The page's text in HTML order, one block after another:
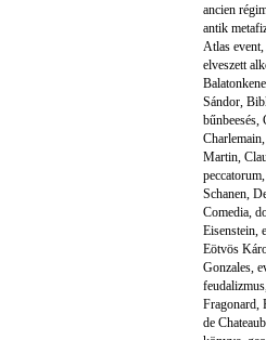
ancien
antik
Atlas event,
elveszett
Sándor,
bűnbeesés,
Charlemain,
Martin,
peccatorum,
Schanen,
Comedia,
Eisenstein,
Eötvös
Gonzales,
feudalizmus
Fragonard,
de